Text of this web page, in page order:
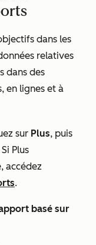
dans les
relatives
dans des
, en lignes et à
sur Plus, puis
Si Plus
accédez
.
basé sur